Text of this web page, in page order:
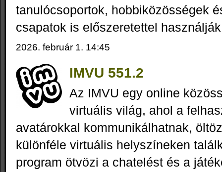
tanulócsoportok, hobbiközösségek
csapatok is előszeretettel
2026. február 1. 14:45
IMVU 551.2
Az IMVU egy online
virtuális világ, ahol a
avatárokkal kommunikálhatnak,
különféle virtuális helyszíneken
program ötvözi a chatelést és a